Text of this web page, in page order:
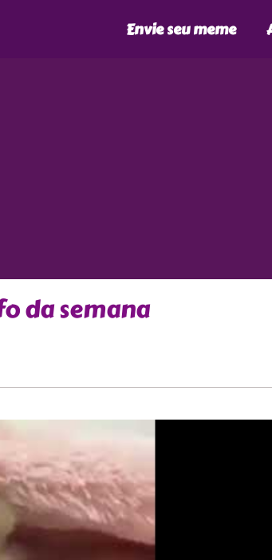
Envie seu meme
da semana